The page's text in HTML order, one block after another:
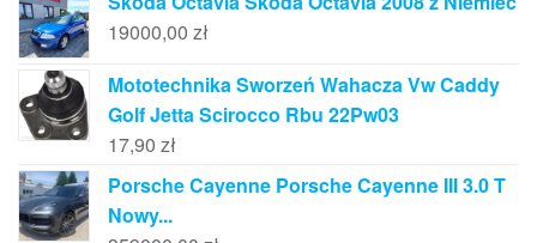
19000,00 zł
Mototechnika Sworzeń Wahacza Vw Caddy
Golf Jetta Scirocco Rbu 22Pw03
17,90 zł
Porsche Cayenne Porsche Cayenne III 3.0 T
Nowy...